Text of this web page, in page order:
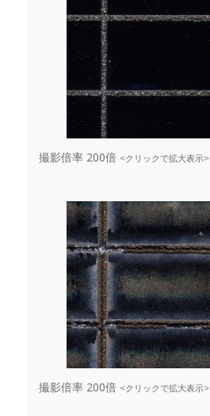
撮影倍率 200倍 <クリックで拡大表示>
撮影倍率 200倍 <クリックで拡大表示>